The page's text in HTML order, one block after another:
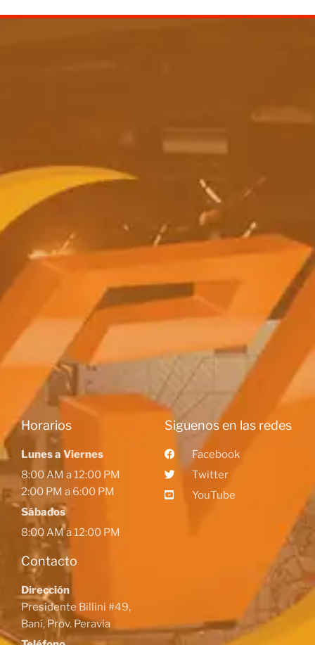
Horarios
Lunes a Viernes
8:00 AM a 12:00 PM
2:00 PM a 6:00 PM
Sábados
8:00 AM a 12:00 PM
Contacto
Dirección
Presidente Billini #49,
Baní, Prov. Peravia
Siguenos en las redes
Facebook
Twitter
YouTube